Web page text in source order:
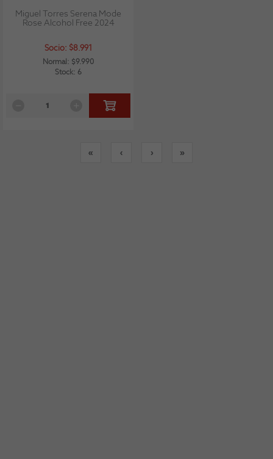
Miguel Torres Serena Mode
Rose Alcohol Free 2024
Socio: $8.991
Normal: $9.990
Stock: 6
« ‹ › »